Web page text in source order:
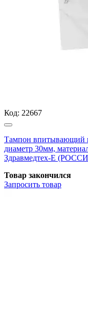
Код: 22667
Тампон впитывающий
диаметр 30мм,
Здравмедтех-Е
Товар закончился
Запросить товар